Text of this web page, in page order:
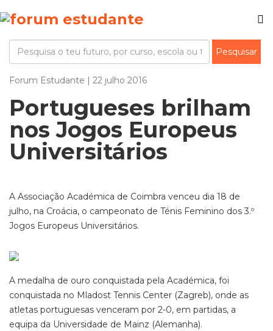
Forum Estudante | 22 julho 2016
Portugueses brilham
nos Jogos Europeus
Universitários
A Associação Académica de Coimbra venceu dia 18 de
julho, na Croácia, o campeonato de Ténis Feminino dos 3.º
Jogos Europeus Universitários.
A medalha de ouro conquistada pela Académica, foi
conquistada no Mladost Tennis Center (Zagreb), onde as
atletas portuguesas venceram por 2-0, em partidas, a
equipa da Universidade de Mainz (Alemanha).